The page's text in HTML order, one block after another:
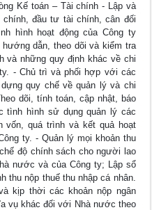
Kế toán – Tài chính - Lập và
đầu tư tài chính, cân đối
hình hoạt động của Công ty
dẫn, theo dõi và kiểm tra
và những quy định khác về chi
- Chủ trì và phối hợp với các
quy chế về quản lý và chi
dõi, tính toán, cập nhật, báo
tình hình sử dụng quản lý các
vốn, quá trình và kết quả hoạt
ty. - Quản lý mọi khoản thu
độ chính sách cho người lao
nước và của Công ty; Lập sổ
thu nộp thuế thu nhập cá nhân.
kịp thời các khoản nộp ngân
vụ khác đối với Nhà nước theo